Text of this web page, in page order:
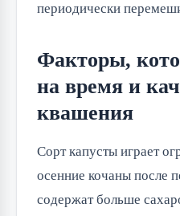
периодически
Факторы,
на время и
квашения
Сорт капусты играет
осенние кочаны после
содержат больше